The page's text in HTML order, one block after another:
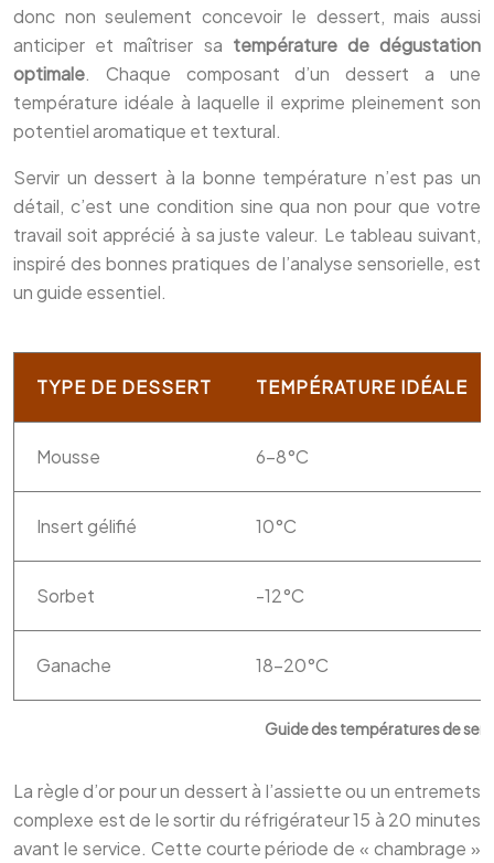
donc non seulement concevoir le dessert, mais aussi
anticiper et maîtriser sa température de dégustation
optimale. Chaque composant d’un dessert a une
température idéale à laquelle il exprime pleinement son
potentiel aromatique et textural.
Servir un dessert à la bonne température n’est pas un
détail, c’est une condition sine qua non pour que votre
travail soit apprécié à sa juste valeur. Le tableau suivant,
inspiré des bonnes pratiques de l’analyse sensorielle, est
un guide essentiel.
Guide des températures de
TYPE DE DESSERT TEMPÉRATURE IDÉALE
Mousse 6-8°C
Insert gélifié 10°C
Sorbet -12°C
Ganache 18-20°C
La règle d’or pour un dessert à l’assiette ou un entremets
complexe est de le sortir du réfrigérateur 15 à 20 minutes
avant le service. Cette courte période de « chambrage »